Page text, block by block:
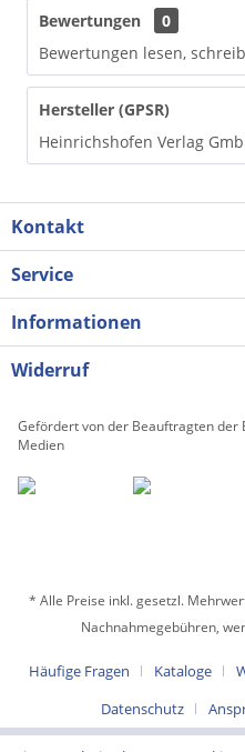
Bewertungen
0
Bewertungen lesen,
Hersteller (GPSR)
Heinrichshofen Verlag
Kontakt
Service
Informationen
Widerruf
Gefördert von der Beauftragten der
Medien
* Alle Preise inkl. gesetzl.
Nachnahmegebühren,
Häufige Fragen Kataloge
Datenschutz